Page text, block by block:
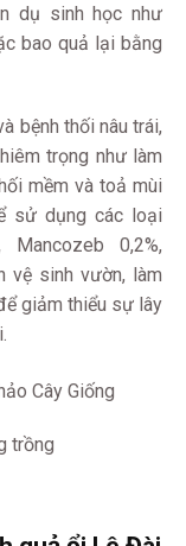
dụ sinh học như
bao quả lại bằng
bệnh thối nâu trái,
trọng như làm
mềm và toả mùi
sử dụng các loại
Mancozeb 0,2%,
vệ sinh vườn, làm
giảm thiểu sự lây
trồng